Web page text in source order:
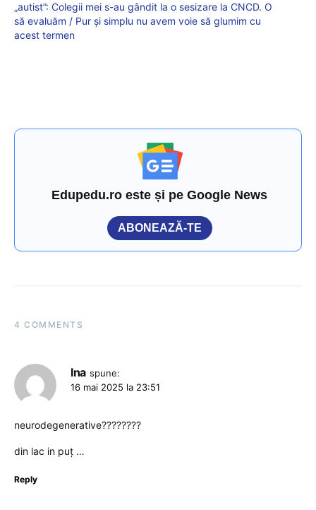
„autist”: Colegii mei s-au gândit la o sesizare la CNCD. O
să evaluăm / Pur și simplu nu avem voie să glumim cu
acest termen
Edupedu.ro este și pe Google News
ABONEAZĂ-TE
4 COMMENTS
Ina spune:
16 mai 2025 la 23:51
neurodegenerative????????
din lac in puț …
Reply